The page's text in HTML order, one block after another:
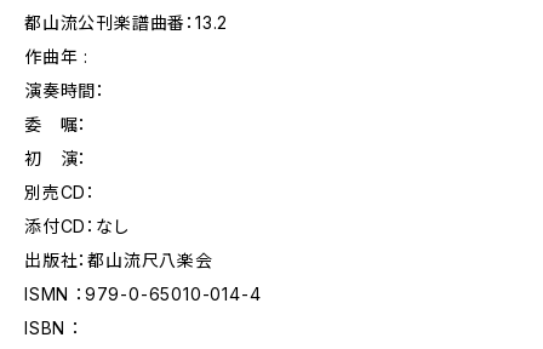
都山流公刊楽譜曲番：13.2
作曲年 :
演奏時間：
委 嘱：
初 演：
別売CD：
添付CD：なし
出版社：都山流尺八楽会
ISMN ：979-0-65010-014-4
ISBN ：